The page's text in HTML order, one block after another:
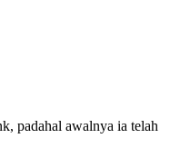
padahal awalnya ia telah